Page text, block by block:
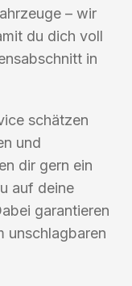
– wir
du dich voll
in
schätzen
und
dir gern ein
auf deine
garantieren
unschlagbaren